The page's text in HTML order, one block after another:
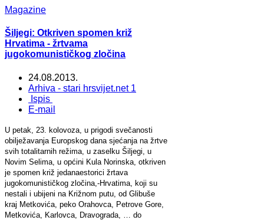
Magazine
Šiljegi: Otkriven spomen križ
Hrvatima - žrtvama
jugokomunističkog zločina
24.08.2013.
Arhiva - stari hrsvijet.net 1
Ispis
E-mail
U petak, 23. kolovoza, u prigodi svečanosti
obilježavanja Europskog dana sjećanja na žrtve
svih totalitarnih režima, u zaselku Šiljegi, u
Novim Selima, u općini Kula Norinska, otkriven
je spomen križ jedanaestorici žrtava
jugokomunističkog zločina,-Hrvatima, koji su
nestali i ubijeni na Križnom putu, od Glibuše
kraj Metkovića, peko Orahovca, Petrove Gore,
Metkovića, Karlovca, Dravograda, … do